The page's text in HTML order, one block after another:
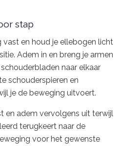
stap
en houd je ellebogen licht
Adem in en breng je armen
naar elkaar
schouderspieren en
je de beweging uitvoert.
en adem vervolgens uit terwijl
terugkeert naar de
voor het gewenste